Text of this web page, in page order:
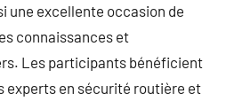
une excellente occasion de
connaissances et
Les participants bénéficient
experts en sécurité routière et